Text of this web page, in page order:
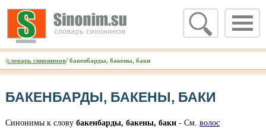
/словарь синонимов/ бакенбарды, бакены, баки
БАКЕНБАРДЫ, БАКЕНЫ, БАКИ
Синонимы к слову бакенбарды, бакены, баки- См. волос